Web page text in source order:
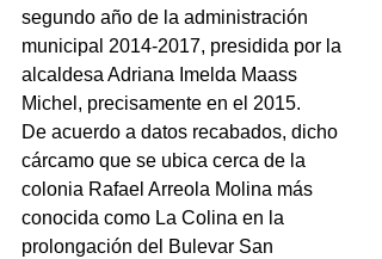
segundo año de la administración
municipal 2014-2017, presidida por la
alcaldesa Adriana Imelda Maass
Michel, precisamente en el 2015.
De acuerdo a datos recabados, dicho
cárcamo que se ubica cerca de la
colonia Rafael Arreola Molina más
conocida como La Colina en la
prolongación del Bulevar San